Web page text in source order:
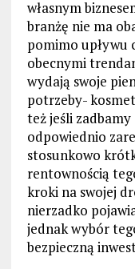
własnym
branżę nie ma
pomimo upływu
obecnymi
wydają swoje
potrzeby-
też jeśli
odpowiednio
stosunkowo
rentownością
kroki na swojej
nierzadko
jednak wybór
bezpieczną